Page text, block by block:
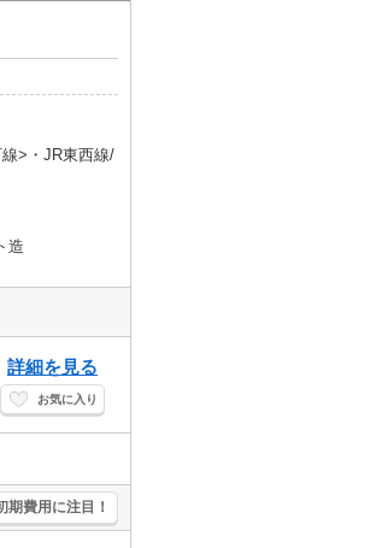
>・JR東西線/
造
詳細を見る
お気に入り
期費用に注目！